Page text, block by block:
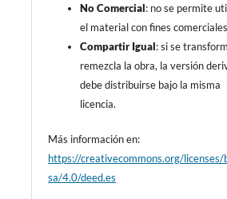
No Comercial: no se permite
el material con fines
Compartir Igual: si se
remezcla la obra, la versión
debe distribuirse bajo la misma
licencia.
Más información en:
https://creativecommons.org/licenses/
sa/4.0/deed.es